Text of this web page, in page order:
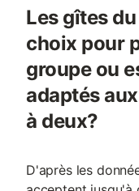
Les gîtes
choix pour
groupe ou
adaptés
à deux?
D'après les